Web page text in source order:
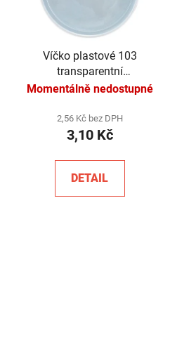
Víčko plastové 103
transparentní
(průhledné)
Momentálně nedostupné
2,56 Kč bez DPH
3,10 Kč
DETAIL